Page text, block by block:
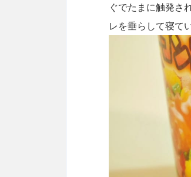
ぐでたまに触発さ
レを垂らして寝て